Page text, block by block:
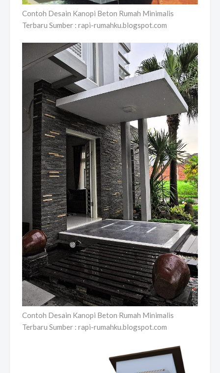
Contoh Desain Kanopi Beton Rumah Minimalis
Terbaru Sumber : rapi-rumahku.blogspot.com
Contoh Desain Kanopi Beton Rumah Minimalis
Terbaru Sumber : rapi-rumahku.blogspot.com